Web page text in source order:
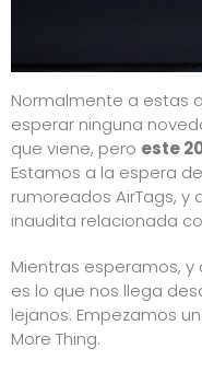
Normalmente a estas
esperar ninguna
que viene, pero este
Estamos a la espera
rumoreados AirTags, y
inaudita relacionada
Mientras esperamos,
es lo que nos llega
lejanos. Empezamos
More Thing.